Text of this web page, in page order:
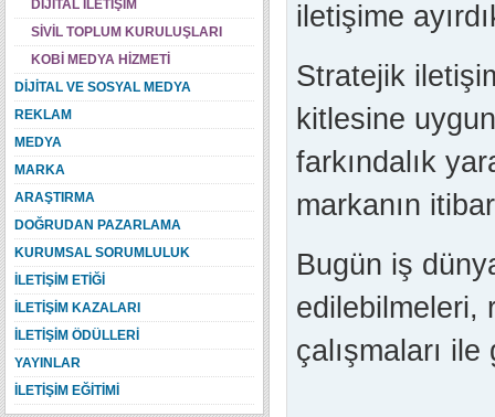
iletişime
Stratejik
kitlesine
farkındalık
markanın
Bugün iş
edilebilmeleri,
çalışmaları
DİJİTAL İLETİŞİM
SİVİL TOPLUM KURULUŞLARI
KOBİ MEDYA HİZMETİ
DİJİTAL VE SOSYAL MEDYA
REKLAM
MEDYA
MARKA
ARAŞTIRMA
DOĞRUDAN PAZARLAMA
KURUMSAL SORUMLULUK
İLETİŞİM ETİĞİ
İLETİŞİM KAZALARI
İLETİŞİM ÖDÜLLERİ
YAYINLAR
İLETİŞİM EĞİTİMİ